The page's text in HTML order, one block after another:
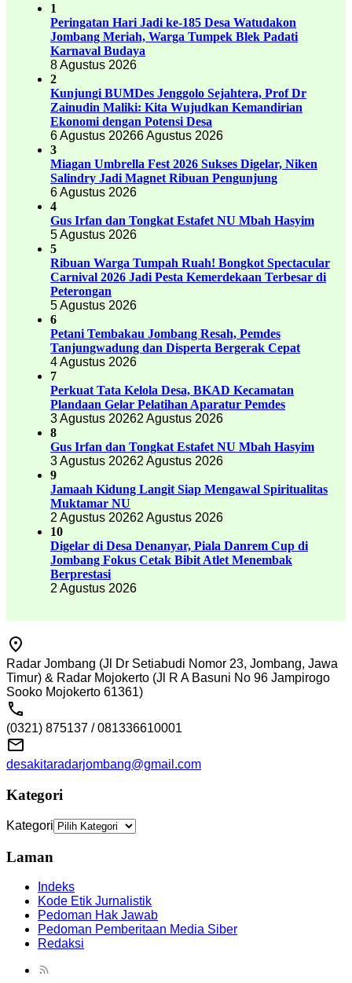
1
Peringatan Hari Jadi ke-185 Desa Watudakon
Jombang Meriah, Warga Tumpek Blek Padati
Karnaval Budaya
8 Agustus 2026
2
Kunjungi BUMDes Jenggolo Sejahtera, Prof Dr
Zainudin Maliki: Kita Wujudkan Kemandirian
Ekonomi dengan Potensi Desa
6 Agustus 20266 Agustus 2026
3
Miagan Umbrella Fest 2026 Sukses Digelar, Niken
Salindry Jadi Magnet Ribuan Pengunjung
6 Agustus 2026
4
Gus Irfan dan Tongkat Estafet NU Mbah Hasyim
5 Agustus 2026
5
Ribuan Warga Tumpah Ruah! Bongkot Spectacular
Carnival 2026 Jadi Pesta Kemerdekaan Terbesar di
Peterongan
5 Agustus 2026
6
Petani Tembakau Jombang Resah, Pemdes
Tanjungwadung dan Disperta Bergerak Cepat
4 Agustus 2026
7
Perkuat Tata Kelola Desa, BKAD Kecamatan
Plandaan Gelar Pelatihan Aparatur Pemdes
3 Agustus 20262 Agustus 2026
8
Gus Irfan dan Tongkat Estafet NU Mbah Hasyim
3 Agustus 20262 Agustus 2026
9
Jamaah Kidung Langit Siap Mengawal Spiritualitas
Muktamar NU
2 Agustus 20262 Agustus 2026
10
Digelar di Desa Denanyar, Piala Danrem Cup di
Jombang Fokus Cetak Bibit Atlet Menembak
Berprestasi
2 Agustus 2026
Radar Jombang (Jl Dr Setiabudi Nomor 23, Jombang, Jawa
Timur) & Radar Mojokerto (Jl R A Basuni No 96 Jampirogo
Sooko Mojokerto 61361)
(0321) 875137 / 081336610001
desakitaradarjombang@gmail.com
Kategori
Kategori
Laman
Indeks
Kode Etik Jurnalistik
Pedoman Hak Jawab
Pedoman Pemberitaan Media Siber
Redaksi